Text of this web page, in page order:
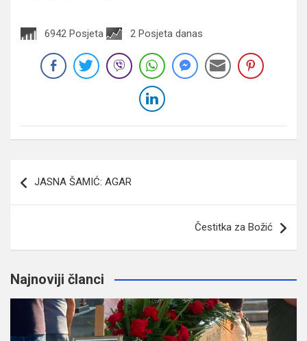
6942 Posjeta 2 Posjeta danas
članaka
JASNA ŠAMIĆ: AGAR
Čestitka za Božić
Najnoviji članci